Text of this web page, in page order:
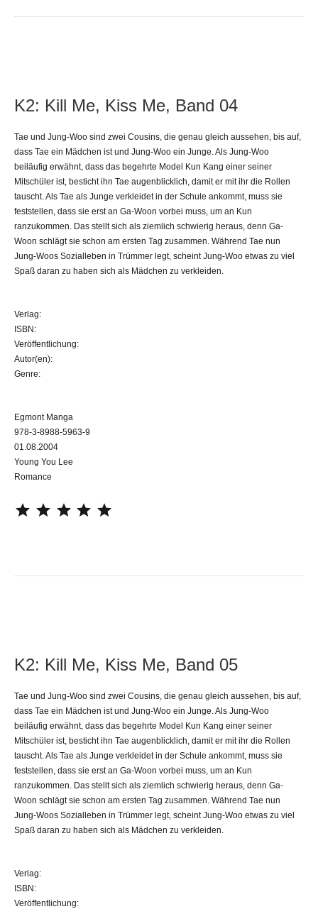
K2: Kill Me, Kiss Me, Band 04
Tae und Jung-Woo sind zwei Cousins, die genau gleich aussehen, bis auf,
dass Tae ein Mädchen ist und Jung-Woo ein Junge. Als Jung-Woo
beiläufig erwähnt, dass das begehrte Model Kun Kang einer seiner
Mitschüler ist, besticht ihn Tae augenblicklich, damit er mit ihr die Rollen
tauscht. Als Tae als Junge verkleidet in der Schule ankommt, muss sie
feststellen, dass sie erst an Ga-Woon vorbei muss, um an Kun
ranzukommen. Das stellt sich als ziemlich schwierig heraus, denn Ga-
Woon schlägt sie schon am ersten Tag zusammen. Während Tae nun
Jung-Woos Sozialleben in Trümmer legt, scheint Jung-Woo etwas zu viel
Spaß daran zu haben sich als Mädchen zu verkleiden.
Verlag:
ISBN:
Veröffentlichung:
Autor(en):
Genre:
Egmont Manga
978-3-8988-5963-9
01.08.2004
Young You Lee
Romance
K2: Kill Me, Kiss Me, Band 05
Tae und Jung-Woo sind zwei Cousins, die genau gleich aussehen, bis auf,
dass Tae ein Mädchen ist und Jung-Woo ein Junge. Als Jung-Woo
beiläufig erwähnt, dass das begehrte Model Kun Kang einer seiner
Mitschüler ist, besticht ihn Tae augenblicklich, damit er mit ihr die Rollen
tauscht. Als Tae als Junge verkleidet in der Schule ankommt, muss sie
feststellen, dass sie erst an Ga-Woon vorbei muss, um an Kun
ranzukommen. Das stellt sich als ziemlich schwierig heraus, denn Ga-
Woon schlägt sie schon am ersten Tag zusammen. Während Tae nun
Jung-Woos Sozialleben in Trümmer legt, scheint Jung-Woo etwas zu viel
Spaß daran zu haben sich als Mädchen zu verkleiden.
Verlag:
ISBN:
Veröffentlichung: